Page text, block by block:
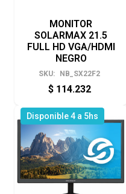
MONITOR
SOLARMAX 21.5
FULL HD VGA/HDMI
NEGRO
SKU: NB_SX22F2
$ 114.232
Disponible 4 a 5hs